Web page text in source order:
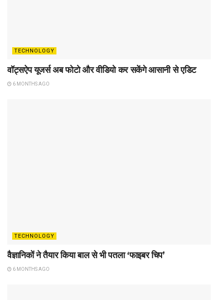
TECHNOLOGY
वॉट्सऐप यूजर्स अब फोटो और वीडियो कर सकेंगे आसानी से एडिट
6 MONTHS AGO
TECHNOLOGY
वैज्ञानिकों ने तैयार किया बाल से भी पतला ‘फाइबर चिप’
6 MONTHS AGO